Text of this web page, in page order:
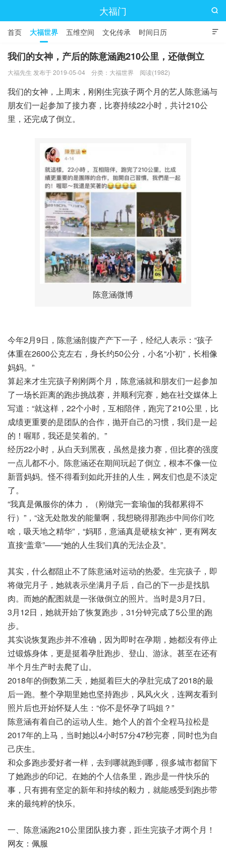
大福门

首页 大福世界 五维空间 文化传承 时间日历

我们的女神，产后的陈意涵跑210公里，还做倒立
大福先生 发布于 2019-05-04 分类： 大福世界 阅读(1982)
我们的女神，上周末，刚刚生完孩子两个月的艺人陈意涵与
朋友们一起参加了接力赛，比赛持续22小时，共计210公
里，还完成了倒立。
陈意涵微博
今年2月9日，陈意涵剖腹产产下一子，经纪人表示：“孩子
体重在2600公克左右，身长约50公分，小名“小初”，长相像
妈妈。”
算起来才生完孩子刚刚两个月，陈意涵就和朋友们一起参加
了一场长距离的跑步挑战赛，并顺利完赛，她在社交媒体上
写道：“就这样，22个小时，互相陪伴，跑完了210公里，比
成绩更重要的是团队的合作，抛开自己的习惯，我们是一起
的！喔耶，我还是笑着的。”
经历22小时，从白天到黑夜，虽然是接力赛，但比赛的强度
一点儿都不小。陈意涵还在期间玩起了倒立，根本不像一位
新晋妈妈。怪不得看到如此开挂的人生，网友们也是不淡定
了。
“我真是佩服你的体力，（刚做完一套瑜伽的我都累得不
行）”，“这无处散发的能量啊，我想晓得那跑步中间你们吃
啥，吸天地之精华”，“妈耶，意涵真是硬核女神”，更有网友
直接“盖章”——“她的人生我们真的无法企及”。
其实，什么都阻止不了陈意涵对运动的热爱。生完孩子，即
将做完月子，她就表示坐满月子后，自己的下一步是找肌
肉。而她的配图就是一张做倒立的照片。当时是3月7日。
3月12日，她就开始了恢复跑步，31分钟完成了5公里的跑
步。
其实说恢复跑步并不准确，因为即时在孕期，她都没有停止
过锻炼身体，更是挺着孕肚跑步、登山、游泳。甚至在还有
半个月生产时去爬了山。
2018年的倒数第二天，她挺着巨大的孕肚完成了2018的最
后一跑。整个孕期里她也坚持跑步，风风火火，连网友看到
照片后也开始怀疑人生：“你不是怀孕了吗姐？”
陈意涵有着自己的运动人生。她个人的首个全程马拉松是
2017年的上马，当时她以4小时57分47秒完赛，同时也为自
己庆生。
和众多跑步爱好者一样，去到哪就跑到哪，很多城市都留下
了她跑步的印记。在她的个人信条里，跑步是一件快乐的
事，只有拥有坚定的新年和持续的毅力，就能感受到跑步带
来的最纯粹的快乐。
一、陈意涵跑210公里团队接力赛，距生完孩子才两个月！
网友：佩服